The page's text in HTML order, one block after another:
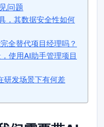
问题
，其数据安全性如何
全替代项目经理吗？
使用AI助手管理项目
研发场景下有何差